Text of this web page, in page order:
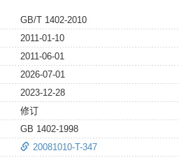
GB/T 1402-2010
2011-01-10
2011-06-01
2026-07-01
2023-12-28
修订
GB 1402-1998
20081010-T-347